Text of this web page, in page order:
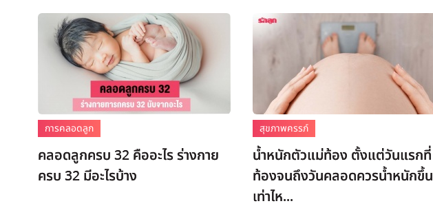
การคลอดลูก
คลอดลูกครบ 32 คืออะไร ร่างกาย
ครบ 32 มีอะไรบ้าง
สุขภาพครรภ์
น้ำหนักตัวแม่ท้อง ตั้งแต่วันแรกที่
ท้องจนถึงวันคลอดควรน้ำหนักขึ้น
เท่าไห...